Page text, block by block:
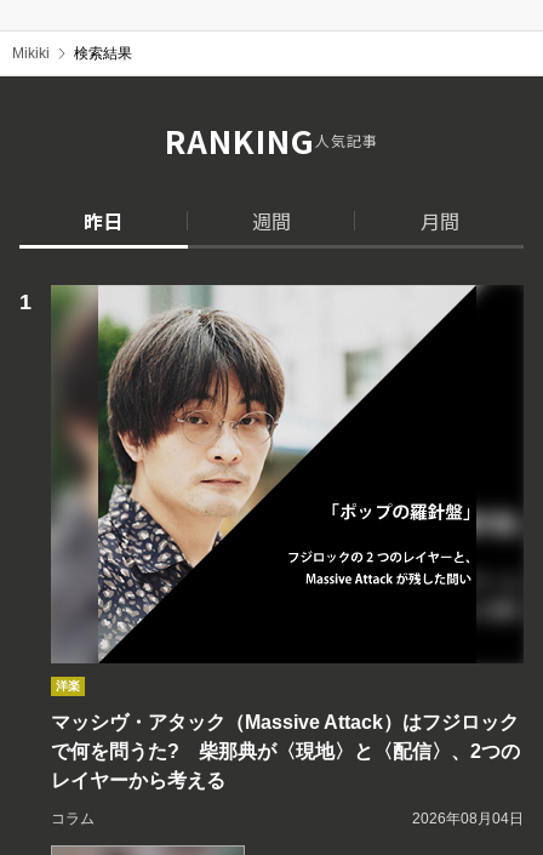
Mikiki 検索結果
RANKING人気記事
昨日 週間 月間
洋楽
マッシヴ・アタック（Massive Attack）はフジロック
で何を問うた? 柴那典が〈現地〉と〈配信〉、2つの
レイヤーから考える
コラム 2026年08月04日